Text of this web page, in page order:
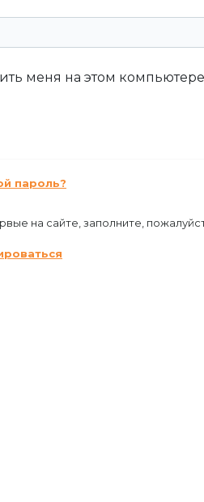
меня на этом компьютере
пароль?
на сайте, заполните,